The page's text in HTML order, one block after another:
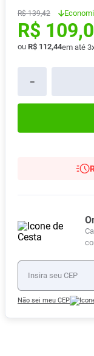
R$ 139,42
R$ 109,
ou R$ 112,44em até 3
－
Não sei meu CEP
8 º Vitamina D
9
10º Lavitan